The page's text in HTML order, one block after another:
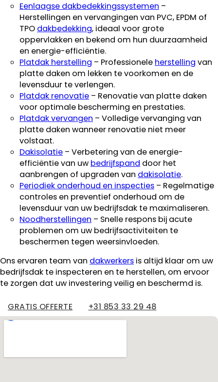
Eenlaagse dakbedekkingssystemen –
Herstellingen en vervangingen van PVC, EPDM of
TPO dakbedekking, ideaal voor grote
oppervlakken en bekend om hun duurzaamheid
en energie-efficiëntie.
Platdak herstelling – Professionele herstelling van
platte daken om lekken te voorkomen en de
levensduur te verlengen.
Platdak renovatie – Renovatie van platte daken
voor optimale bescherming en prestaties.
Platdak vervangen – Volledige vervanging van
platte daken wanneer renovatie niet meer
volstaat.
Dakisolatie – Verbetering van de energie-
efficiëntie van uw bedrijfspand door het
aanbrengen of upgraden van dakisolatie.
Periodiek onderhoud en inspecties – Regelmatige
controles en preventief onderhoud om de
levensduur van uw bedrijfsdak te maximaliseren.
Noodherstellingen – Snelle respons bij acute
problemen om uw bedrijfsactiviteiten te
beschermen tegen weersinvloeden.
Ons ervaren team van dakwerkers is altijd klaar om uw
bedrijfsdak te inspecteren en te herstellen, om ervoor
te zorgen dat uw investering veilig en beschermd is.
GRATIS OFFERTE +31 853 33 29 48